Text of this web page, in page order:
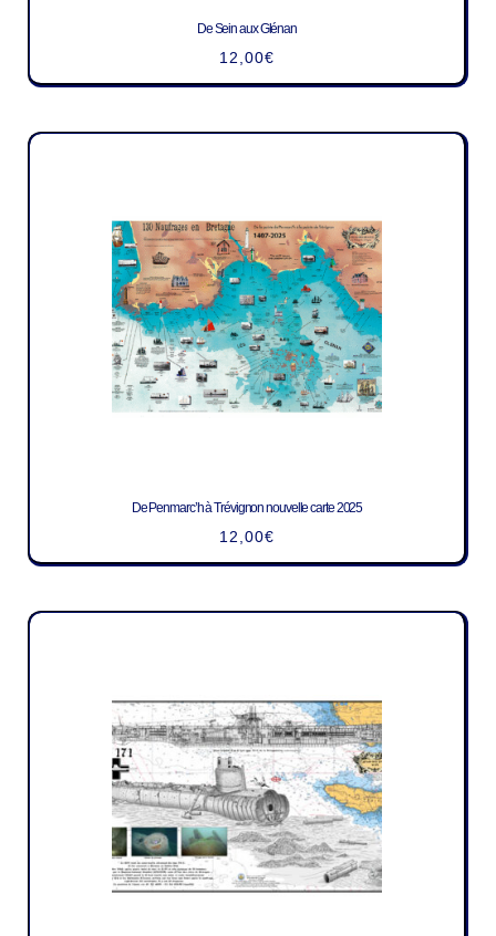
De Sein aux Glénan
12,00€
De Penmarc’h à Trévignon nouvelle carte 2025
12,00€